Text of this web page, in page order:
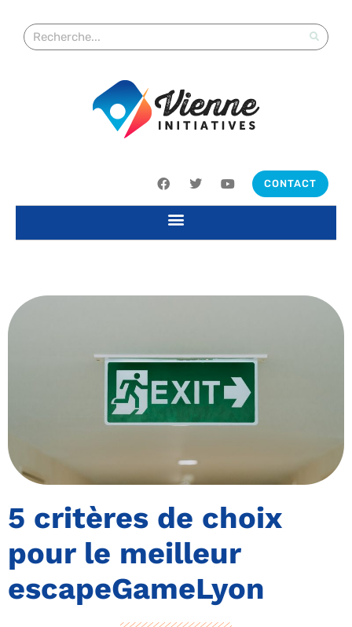
CONTACT
5 critères de choix
pour le meilleur
escapeGameLyon